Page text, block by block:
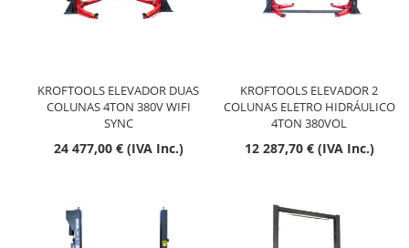
KROFTOOLS ELEVADOR DUAS
COLUNAS 4TON 380V WIFI
SYNC
24 477,00 € (IVA Inc.)
KROFTOOLS ELEVADOR 2
COLUNAS ELETRO HIDRÁULICO
4TON 380VOL
12 287,70 € (IVA Inc.)